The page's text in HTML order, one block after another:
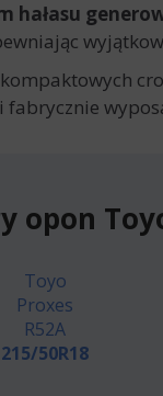
opon
Toyo
Proxes
R52A
215/50R18